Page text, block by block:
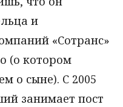
и
«Сотранс»
(о котором
о сыне). С 2005
занимает пост